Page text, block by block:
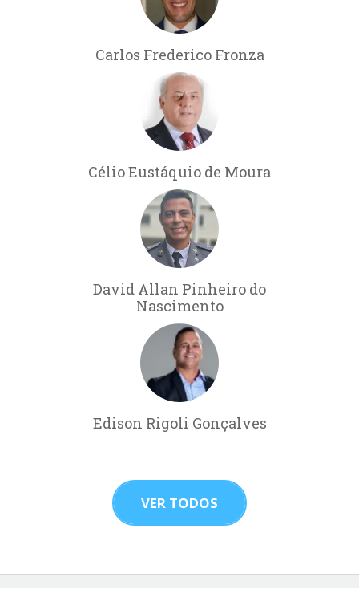
Carlos Frederico Fronza
Célio Eustáquio de Moura
David Allan Pinheiro do
Nascimento
Edison Rigoli Gonçalves
VER TODOS